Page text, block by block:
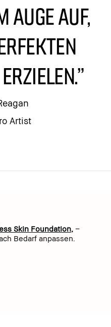
Auge auf,
Artist
Skin Foundation, –
Bedarf anpassen.